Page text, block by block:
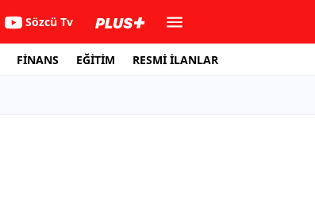
Sözcü Tv
FİNANS EĞİTİM RESMİ İLANLAR